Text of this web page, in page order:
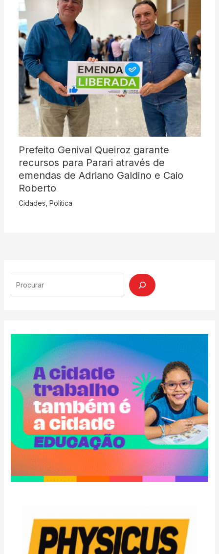
Prefeito Genival Queiroz garante
recursos para Parari através de
emendas de Adriano Galdino e Caio
Roberto
Cidades Politica